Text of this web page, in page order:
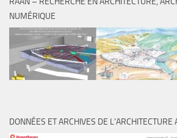
NUMÉRIQUE
DONNÉES ET ARCHIVES DE L’ARCHITECTURE